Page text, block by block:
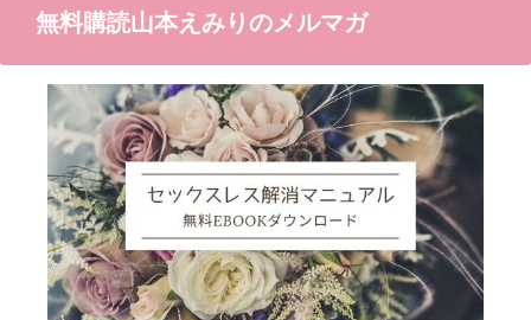
無料購読山本えみりのメルマガ